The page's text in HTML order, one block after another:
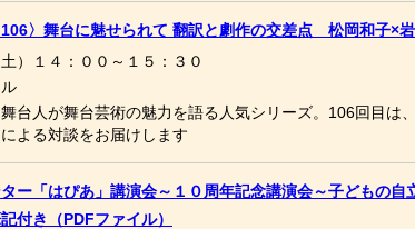
〉舞台に魅せられて 翻訳と劇作の交差点 松岡和子×岩
）１４：００～１５：３０
台人が舞台芸術の魅力を語る人気シリーズ。106回目は
よる対談をお届けします
ー「はぴあ」講演会～１０周年記念講演会～子どもの
付き（PDFファイル）